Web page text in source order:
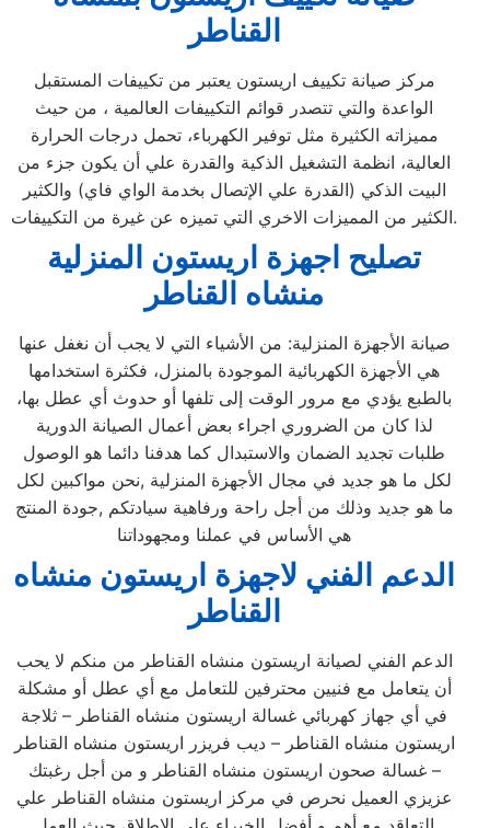
القناطر
مركز صيانة تكييف اريستون يعتبر من تكييفات المستقبل
الواعدة والتي تتصدر قوائم التكييفات العالمية ، من حيث
مميزاته الكثيرة مثل توفير الكهرباء، تحمل درجات الحرارة
العالية، انظمة التشغيل الذكية والقدرة علي أن يكون جزء من
البيت الذكي (القدرة علي الإتصال بخدمة الواي فاي) والكثير
الكثير من المميزات الاخري التي تميزه عن غيرة من التكييفات.
تصليح اجهزة اريستون المنزلية
منشاه القناطر
صيانة الأجهزة المنزلية: من الأشياء التي لا يجب أن نغفل عنها
هي الأجهزة الكهربائية الموجودة بالمنزل، فكثرة استخدامها
بالطبع يؤدي مع مرور الوقت إلى تلفها أو حدوث أي عطل بها،
لذا كان من الضروري اجراء بعض أعمال الصيانة الدورية
طلبات تجديد الضمان والاستبدال كما هدفنا دائما هو الوصول
لكل ما هو جديد في مجال الأجهزة المنزلية ,نحن مواكبين لكل
ما هو جديد وذلك من أجل راحة ورفاهية سيادتكم ,جودة المنتج
هي الأساس في عملنا ومجهوداتنا
الدعم الفني لاجهزة اريستون منشاه
القناطر
الدعم الفني لصيانة اريستون منشاه القناطر من منكم لا يحب
أن يتعامل مع فنيين محترفين للتعامل مع أي عطل أو مشكلة
في أي جهاز كهربائي غسالة اريستون منشاه القناطر – ثلاجة
اريستون منشاه القناطر – ديب فريزر اريستون منشاه القناطر
– غسالة صحون اريستون منشاه القناطر و من أجل رغبتك
عزيزي العميل نحرص في مركز اريستون منشاه القناطر علي